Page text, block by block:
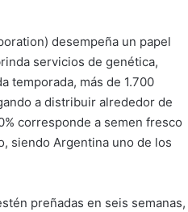
desempeña un papel
servicios de genética,
temporada, más de 1.700
a distribuir alrededor de
corresponde a semen fresco
siendo Argentina uno de los
preñadas en seis semanas,